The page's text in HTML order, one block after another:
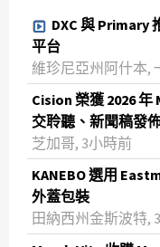
DXC 與 Primary
平台
維珍尼亞州阿什本,
Cision 榮獲 2026
交聆聽、新聞稿發
芝加哥, 3小時前
KANEBO 選用
外蓋包裝
田納西州金斯波特,